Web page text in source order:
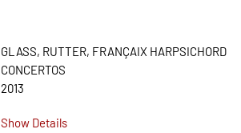
GLASS, RUTTER, FRANÇAIX HARPSICHORD
CONCERTOS
2013
Show Details